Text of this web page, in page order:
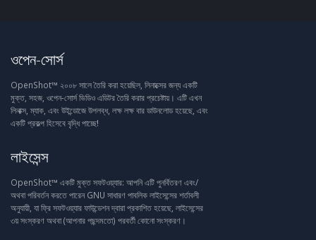
ওপেন-সোর্স
OpenShot™ ২০০৮ সালে তৈরি করা হয়েছিল, লিনাক্সের জন্য একটি
মুক্ত, সহজ, ওপেন-সোর্স ভিডিও এডিটর তৈরি করার প্রচেষ্টায়। এটি এখন
লিনাক্স, ম্যাক, এবং উইন্ডোজে উপলব্ধ, লক্ষ লক্ষ বার ডাউনলোড হয়েছে, এবং
একটি প্রকল্প হিসেবে বৃদ্ধি পাচ্ছে!
লাইসেন্স
OpenShot™ একটি মুক্ত সফটওয়্যার: আপনি এটি পুনর্বিতরণ এবং/
অথবা পরিবর্তন করতে পারেন GNU সাধারণ পাবলিক লাইসেন্সের শর্তাবলী
অনুযায়ী, যা ফ্রি সফটওয়্যার ফাউন্ডেশন দ্বারা প্রকাশিত হয়েছে, লাইসেন্সের
৩য় সংস্করণ অথবা (আপনার পছন্দমতো) পরবর্তী কোনো সংস্করণ।